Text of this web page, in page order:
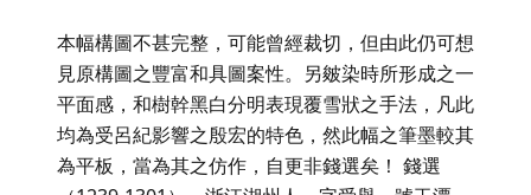
本幅構圖不甚完整，可能曾經裁切，但由此仍可想
見原構圖之豐富和具圖案性。另皴染時所形成之一
平面感，和樹幹黑白分明表現覆雪狀之手法，凡此
均為受呂紀影響之殷宏的特色，然此幅之筆墨較其
為平板，當為其之仿作，自更非錢選矣！ 錢選